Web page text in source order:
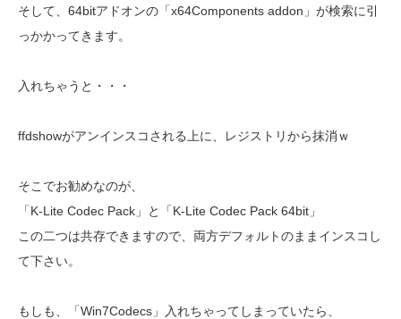
そして、64bitアドオンの「x64Components addon」が検索に引
っかかってきます。
入れちゃうと・・・
ffdshowがアンインスコされる上に、レジストリから抹消ｗ
そこでお勧めなのが、
「K-Lite Codec Pack」と「K-Lite Codec Pack 64bit」
この二つは共存できますので、両方デフォルトのままインスコし
て下さい。
もしも、「Win7Codecs」入れちゃってしまっていたら、